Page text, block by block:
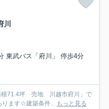
東武バス「府川」 停歩4分
積71.4坪 売地 川越市府川」で
ます☆建築条件...
もっと見る